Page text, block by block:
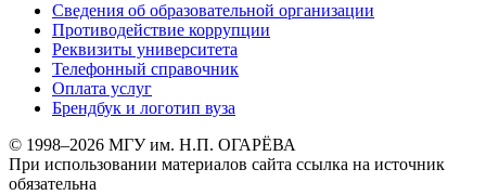
Сведения об образовательной организации
Противодействие коррупции
Реквизиты университета
Телефонный справочник
Оплата услуг
Брендбук и логотип вуза
© 1998–2026 МГУ им. Н.П. ОГАРЁВА
При использовании материалов сайта ссылка на источник
обязательна